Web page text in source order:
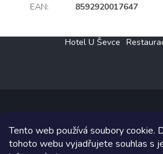
Tento web používá soubory cookie.
tohoto webu vyjadřujete souhlas s
EAN: 8592920017647
Hotel U Ševce
Copyright 2026Elektro Klesný s.r.o..